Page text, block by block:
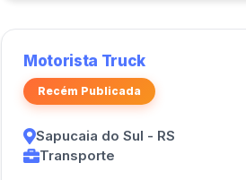
Motorista Truck
Recém Publicada
Sapucaia do Sul - RS
Transporte